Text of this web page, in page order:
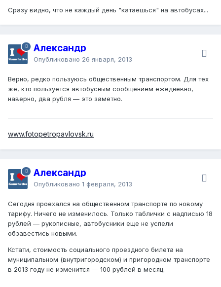
Сразу видно, что не каждый день "катаешься" на автобусах...
Александр
Опубликовано 26 января, 2013
Верно, редко пользуюсь общественным транспортом. Для тех
же, кто пользуется автобусным сообщением ежедневно,
наверно, два рубля — это заметно.
www.fotopetropavlovsk.ru
Александр
Опубликовано 1 февраля, 2013
Сегодня проехался на общественном транспорте по новому
тарифу. Ничего не изменилось. Только таблички с надписью 18
рублей — рукописные, автобусники еще не успели
обзавестись новыми.
Кстати, стоимость социального проездного билета на
муниципальном (внутригородском) и пригородном транспорте
в 2013 году не изменится — 100 рублей в месяц.